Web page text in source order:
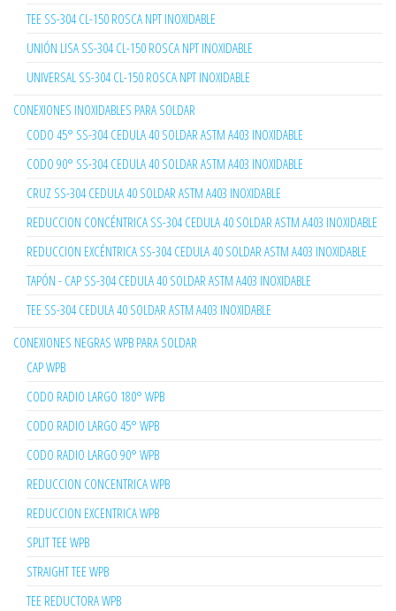
TEE SS-304 CL-150 ROSCA NPT INOXIDABLE
UNIÓN LISA SS-304 CL-150 ROSCA NPT INOXIDABLE
UNIVERSAL SS-304 CL-150 ROSCA NPT INOXIDABLE
CONEXIONES INOXIDABLES PARA SOLDAR
CODO 45° SS-304 CEDULA 40 SOLDAR ASTM A403 INOXIDABLE
CODO 90° SS-304 CEDULA 40 SOLDAR ASTM A403 INOXIDABLE
CRUZ SS-304 CEDULA 40 SOLDAR ASTM A403 INOXIDABLE
REDUCCION CONCÉNTRICA SS-304 CEDULA 40 SOLDAR ASTM A403 INOXIDABLE
REDUCCION EXCÉNTRICA SS-304 CEDULA 40 SOLDAR ASTM A403 INOXIDABLE
TAPÓN - CAP SS-304 CEDULA 40 SOLDAR ASTM A403 INOXIDABLE
TEE SS-304 CEDULA 40 SOLDAR ASTM A403 INOXIDABLE
CONEXIONES NEGRAS WPB PARA SOLDAR
CAP WPB
CODO RADIO LARGO 180° WPB
CODO RADIO LARGO 45° WPB
CODO RADIO LARGO 90° WPB
REDUCCION CONCENTRICA WPB
REDUCCION EXCENTRICA WPB
SPLIT TEE WPB
STRAIGHT TEE WPB
TEE REDUCTORA WPB